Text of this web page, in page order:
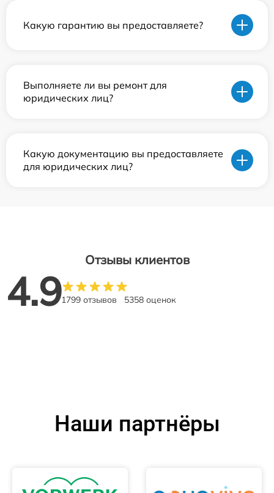
Какую гарантию вы предоставляете?
Выполняете ли вы ремонт для
юридических лиц?
Какую документацию вы предоставляете
для юридических лиц?
Отзывы клиентов
4.91799 отзывов 5358 оценок
Наши партнёры